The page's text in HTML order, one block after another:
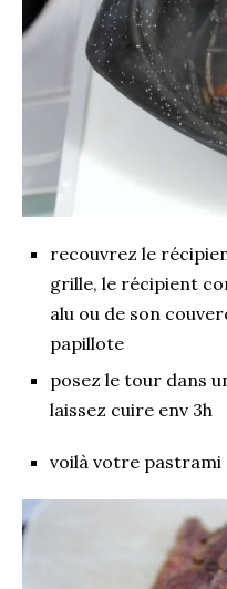
recouvrez le
grille, le récipient
alu ou de son
papillote
posez le tour dans
laissez cuire env 3h
voilà votre